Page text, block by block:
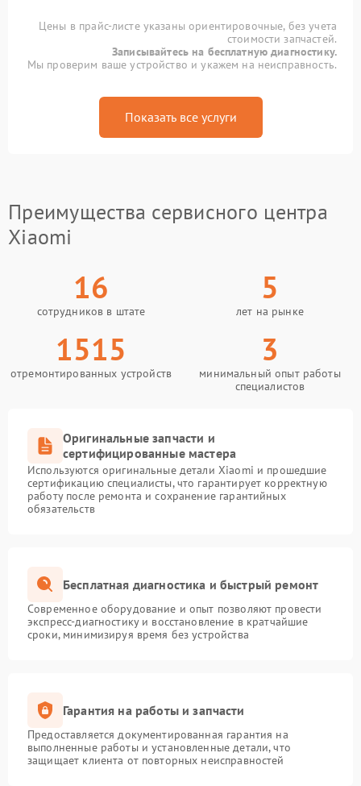
Цены в прайс-листе указаны ориентировочные, без учета
стоимости запчастей.
Записывайтесь на бесплатную диагностику.
Мы проверим ваше устройство и укажем на неисправность.
Показать все услуги
Преимущества сервисного центра
Xiaomi
16
сотрудников в штате
5
лет на рынке
1515
отремонтированных устройств
3
минимальный опыт работы
специалистов
Оригинальные запчасти и
сертифицированные мастера
Используются оригинальные детали Xiaomi и прошедшие
сертификацию специалисты, что гарантирует корректную
работу после ремонта и сохранение гарантийных
обязательств
Бесплатная диагностика и быстрый ремонт
Современное оборудование и опыт позволяют провести
экспресс-диагностику и восстановление в кратчайшие
сроки, минимизируя время без устройства
Гарантия на работы и запчасти
Предоставляется документированная гарантия на
выполненные работы и установленные детали, что
защищает клиента от повторных неисправностей